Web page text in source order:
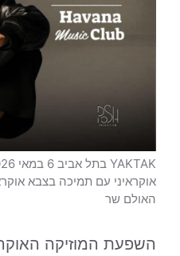
אוקראיני עם תמיכה בצבא
האולם שר
השפעת המוזיקה